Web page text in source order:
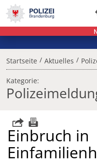
Startseite / Aktuelles /
Kategorie:
Einbruch in